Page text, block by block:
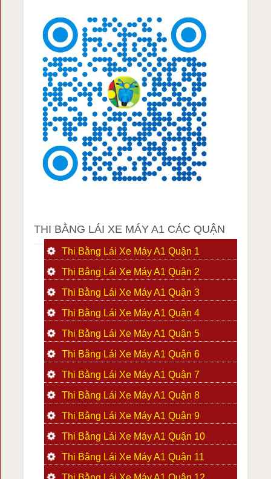
THI BẰNG LÁI XE MÁY A1 CÁC QUẬN
Thi Bằng Lái Xe Máy A1 Quận 1
Thi Bằng Lái Xe Máy A1 Quận 2
Thi Bằng Lái Xe Máy A1 Quận 3
Thi Bằng Lái Xe Máy A1 Quận 4
Thi Bằng Lái Xe Máy A1 Quận 5
Thi Bằng Lái Xe Máy A1 Quận 6
Thi Bằng Lái Xe Máy A1 Quận 7
Thi Bằng Lái Xe Máy A1 Quận 8
Thi Bằng Lái Xe Máy A1 Quận 9
Thi Bằng Lái Xe Máy A1 Quận 10
Thi Bằng Lái Xe Máy A1 Quận 11